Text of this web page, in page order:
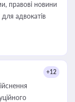
правові новини
адвокатів
+12